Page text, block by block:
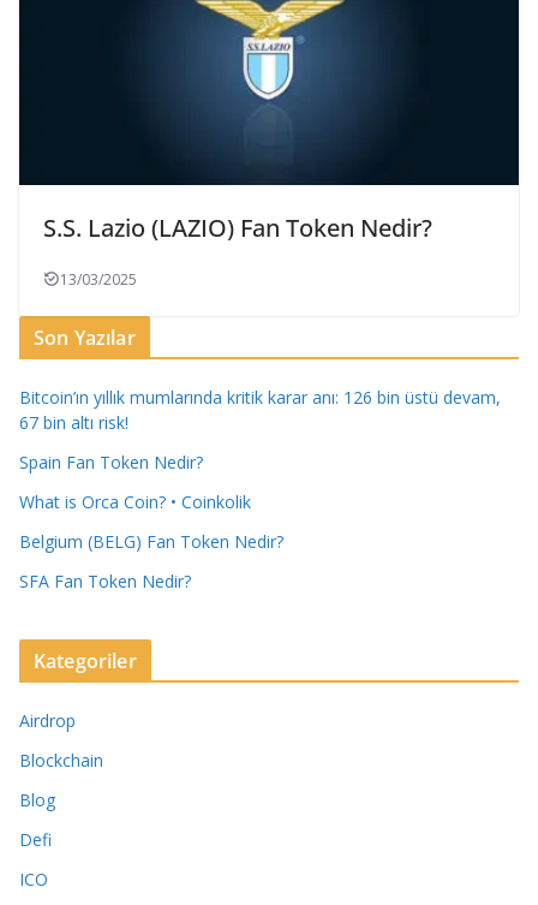
S.S. Lazio (LAZIO) Fan Token Nedir?
13/03/2025
Son Yazılar
Bitcoin’ın yıllık mumlarında kritik karar anı: 126 bin üstü devam,
67 bin altı risk!
Spain Fan Token Nedir?
What is Orca Coin? • Coinkolik
Belgium (BELG) Fan Token Nedir?
SFA Fan Token Nedir?
Kategoriler
Airdrop
Blockchain
Blog
Defi
ICO